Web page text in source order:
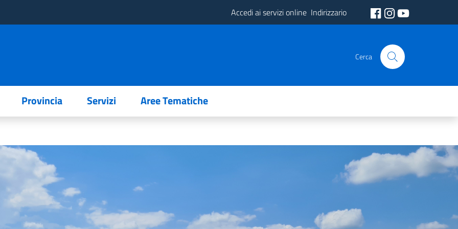
Accedi ai servizi online Indirizzario
Cerca
Provincia Servizi Aree Tematiche